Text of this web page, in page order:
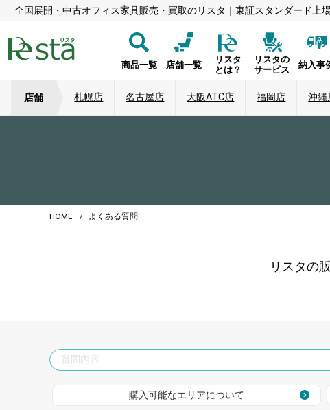
全国展開・中古オフィス家具販売・買取のリスタ｜東証スタンダード上
商品一覧 店舗一覧
リスタ
とは？
リスタの
サービス
納入事
店舗 札幌店 名古屋店 大阪ATC店 福岡店 沖縄
HOME よくある質問
リスタの
購入可能なエリアについて